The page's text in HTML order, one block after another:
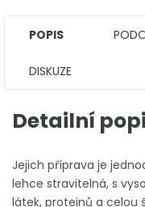
POPIS
DISKUZE
Detailní
Jejich příprava je
lehce stravitelná, s
látek, proteinů a celou